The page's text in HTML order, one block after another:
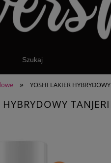
» YOSHI LAKIER